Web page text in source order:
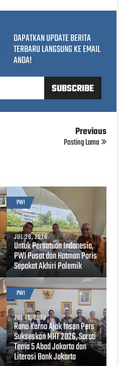
DAPATKAN UPDATE BERITA
TERBARU LANGSUNG KE EMAIL
ANDA!
Previous
Posting Lama
PWI
JUL 28, 2026
Untuk Persatuan Indonesia,
PWI Pusat dan Hotman Paris
Sepakat Akhiri Polemik
PWI
JUL 15, 2026
Rano Karno Ajak Insan Pers
Sukseskan MHT 2026, Soroti
Tema 5 Abad Jakarta dan
Literasi Bank Jakarta